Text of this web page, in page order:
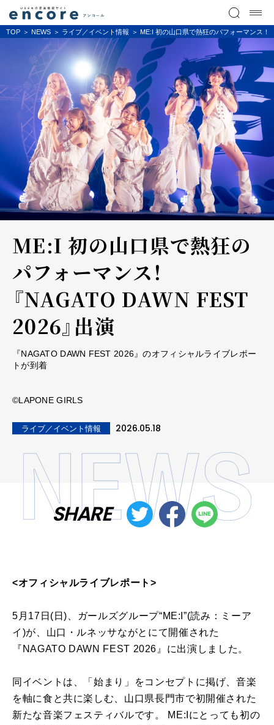
TOP NEWS ライブ／イベント情報 ME:I 初の山口県で熱狂のパフォーマンス！
ME:I 初の山口県で熱狂の
パフォーマンス！
『NAGATO DAWN FEST
2026』出演
『NAGATO DAWN FEST 2026』のオフィシャルライブレポー
トが到着
©LAPONE GIRLS
ライブ／イベント情報 2026.05.18
SHARE
<オフィシャルライブレポート>
5月17日(日)、ガールズグループ“ME:I”(読み：ミーア
イ)が、山口・ルネッサながとにて開催された
『NAGATO DAWN FEST 2026』に出演しました。
同イベントは、「始まり」をコンセプトに掲げ、音楽
を軸に食と共に楽しむ、山口県長門市で初開催された
新たな音楽フェスティバルです。 ME:Iにとっても初の